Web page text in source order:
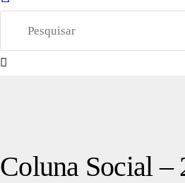
Coluna Social –